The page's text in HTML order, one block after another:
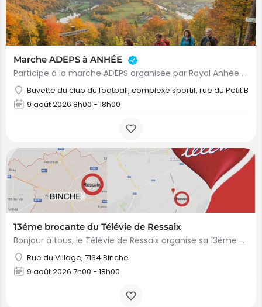
Marche ADEPS à ANHÉE
Participe à la marche ADEPS organisée par Royal Anhée Football Club à ANHÉE. 🕒 Horaires : …
Buvette du club du football, complexe sportif, rue du Petit Bois
9 août 2026 8h00 - 18h00
13éme brocante du Télévie de Ressaix
Bonjour à tous, le Télévie de Ressaix organise sa 13ème brocante le dimanche 9 Août 2026. C'est une brocante…
Rue du Village, 7134 Binche
9 août 2026 7h00 - 18h00